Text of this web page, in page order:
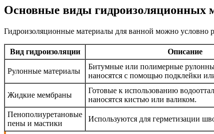
Основные виды гидроизоляционных
Гидроизоляционные материалы для ванной можно условно
Вид гидроизоляции Описание
Рулонные материалы
Битумные или полимерные
наносятся с помощью подклейки
Жидкие мембраны
Готовые к использованию
наносятся кистью или валиком.
Пенополиуретановые
пены и мастики
Используются для герметизации